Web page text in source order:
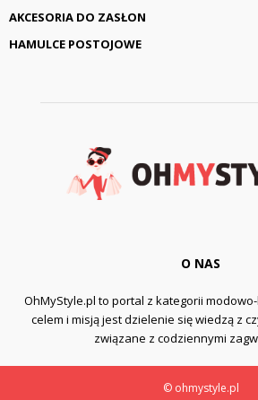
AKCESORIA DO ZASŁON
HAMULCE POSTOJOWE
O NAS
OhMyStyle.pl to portal z kategorii
celem i misją jest dzielenie się wiedzą z
związane z codziennymi
© ohmystyle.pl